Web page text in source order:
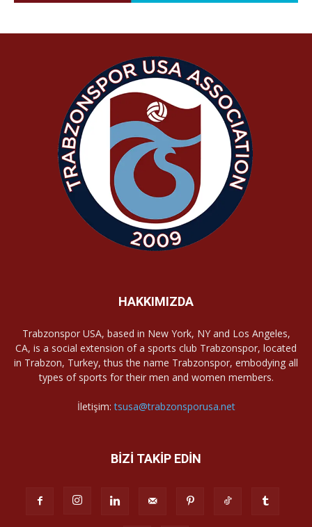
HAKKIMIZDA
Trabzonspor USA, based in New York, NY and Los Angeles,
CA, is a social extension of a sports club Trabzonspor, located
in Trabzon, Turkey, thus the name Trabzonspor, embodying all
types of sports for their men and women members.
İletişim:tsusa@trabzonsporusa.net
BİZİ TAKİP EDİN